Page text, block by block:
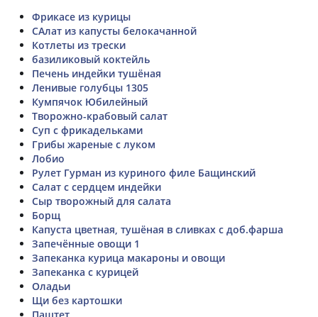
Фрикасе из курицы
САлат из капусты белокачанной
Котлеты из трески
базиликовый коктейль
Печень индейки тушёная
Ленивые голубцы 1305
Кумпячок Юбилейный
Творожно-крабовый салат
Суп с фрикадельками
Грибы жареные с луком
Лобио
Рулет Гурман из куриного филе Бащинский
Салат с сердцем индейки
Сыр творожный для салата
Борщ
Капуста цветная, тушёная в сливках с доб.фарша
Запечённые овощи 1
Запеканка курица макароны и овощи
Запеканка с курицей
Оладьи
Щи без картошки